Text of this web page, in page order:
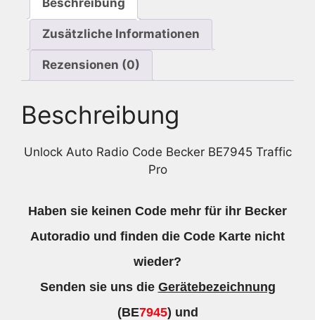
Beschreibung
Zusätzliche Informationen
Rezensionen (0)
Beschreibung
Unlock Auto Radio Code Becker BE7945 Traffic
Pro
Haben sie keinen Code mehr für ihr Becker
Autoradio und finden die Code Karte nicht
wieder?
Senden sie uns die Gerätebezeichnung
(BE7945) und